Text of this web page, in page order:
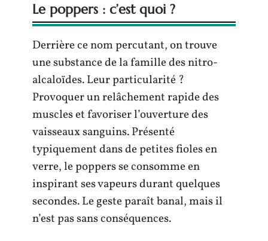
Le poppers : c’est quoi ?
Derrière ce nom percutant, on trouve
une substance de la famille des nitro-
alcaloïdes. Leur particularité ?
Provoquer un relâchement rapide des
muscles et favoriser l’ouverture des
vaisseaux sanguins. Présenté
typiquement dans de petites fioles en
verre, le poppers se consomme en
inspirant ses vapeurs durant quelques
secondes. Le geste paraît banal, mais il
n’est pas sans conséquences.